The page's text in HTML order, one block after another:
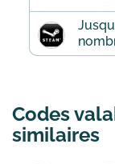
Codes
similaires